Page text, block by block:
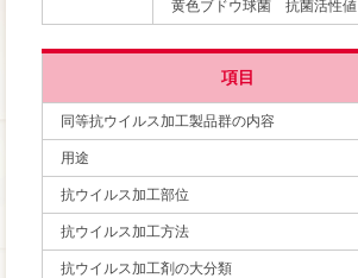
黄色ブドウ球菌 抗菌活性値
項目
同等抗ウイルス加工製品群の内容
用途
抗ウイルス加工部位
抗ウイルス加工方法
抗ウイルス加工剤の大分類